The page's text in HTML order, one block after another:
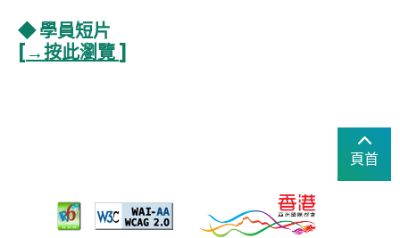
◆ 學員短片
[→按此瀏覽]
頁首